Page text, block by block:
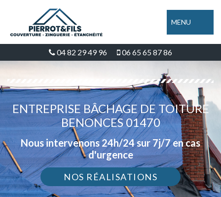
MENU
04 82 29 49 96 06 65 65 87 86
ENTREPRISE BÂCHAGE DE TOITURE
BENONCES 01470
Nous intervenons 24h/24 sur 7j/7 en cas
d'urgence
NOS RÉALISATIONS